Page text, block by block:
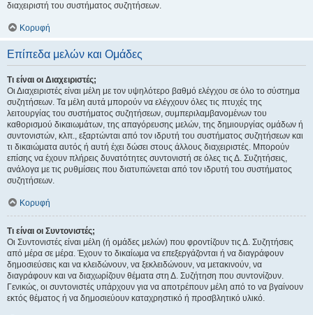
διαχειριστή του συστήματος συζητήσεων.
Κορυφή
Επίπεδα μελών και Ομάδες
Τι είναι οι Διαχειριστές;
Οι Διαχειριστές είναι μέλη με τον υψηλότερο βαθμό ελέγχου σε όλο το σύστημα
συζητήσεων. Τα μέλη αυτά μπορούν να ελέγχουν όλες τις πτυχές της
λειτουργίας του συστήματος συζητήσεων, συμπεριλαμβανομένων του
καθορισμού δικαιωμάτων, της απαγόρευσης μελών, της δημιουργίας ομάδων ή
συντονιστών, κλπ., εξαρτώνται από τον ιδρυτή του συστήματος συζητήσεων και
τι δικαιώματα αυτός ή αυτή έχει δώσει στους άλλους διαχειριστές. Μπορούν
επίσης να έχουν πλήρεις δυνατότητες συντονιστή σε όλες τις Δ. Συζητήσεις,
ανάλογα με τις ρυθμίσεις που διατυπώνεται από τον ιδρυτή του συστήματος
συζητήσεων.
Κορυφή
Τι είναι οι Συντονιστές;
Οι Συντονιστές είναι μέλη (ή ομάδες μελών) που φροντίζουν τις Δ. Συζητήσεις
από μέρα σε μέρα. Έχουν το δικαίωμα να επεξεργάζονται ή να διαγράφουν
δημοσιεύσεις και να κλειδώνουν, να ξεκλειδώνουν, να μετακινούν, να
διαγράφουν και να διαχωρίζουν θέματα στη Δ. Συζήτηση που συντονίζουν.
Γενικώς, οι συντονιστές υπάρχουν για να αποτρέπουν μέλη από το να βγαίνουν
εκτός θέματος ή να δημοσιεύουν καταχρηστικό ή προσβλητικό υλικό.